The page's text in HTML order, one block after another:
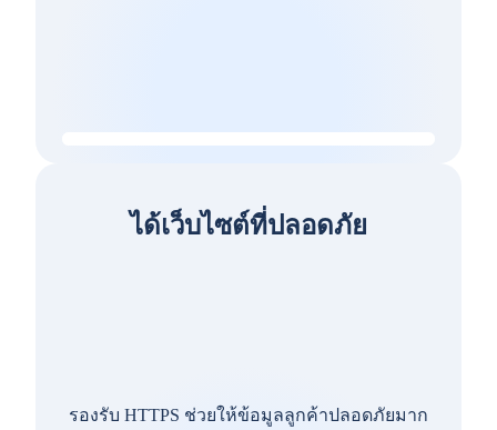
ได้เว็บไซต์ที่ปลอดภัย
รองรับ HTTPS ช่วยให้ข้อมูลลูกค้าปลอดภัยมาก